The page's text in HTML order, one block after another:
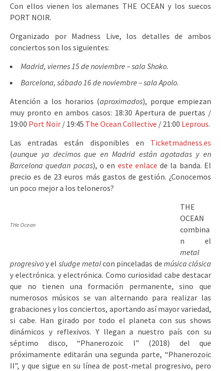
Con ellos vienen los alemanes THE OCEAN y los suecos
PORT NOIR.
Organizado por Madness Live, los detalles de ambos
conciertos son los siguientes:
Madrid, viernes 15 de noviembre – sala Shoko.
Barcelona, sábado 16 de noviembre – sala Apolo.
Atención a los horarios (aproximados), porque empiezan
muy pronto en ambos casos: 18:30 Apertura de puertas /
19:00 Port Noir / 19:45 The Ocean Collective / 21:00 Leprous.
Las entradas están disponibles en Ticketmadness.es
(aunque ya decimos que en Madrid están agotadas y en
Barcelona quedan pocas), o en este enlace de la banda. El
precio es de 23 euros más gastos de gestión. ¿Conocemos
un poco mejor a los teloneros?
THe Ocean
THE
OCEAN
combina
n el
metal
progresivoy el sludge metalcon pinceladas de música clásica
y electrónica. y electrónica. Como curiosidad cabe destacar
que no tienen una formación permanente, sino que
numerosos músicos se van alternando para realizar las
grabaciones y los conciertos, aportando así mayor variedad,
si cabe. Han girado por todo el planeta con sus shows
dinámicos y reflexivos. Y llegan a nuestro país con su
séptimo disco, “Phanerozoic I” (2018) del que
próximamente editarán una segunda parte, “Phanerozoic
II”, y que sigue en su línea de post-metal progresivo, pero